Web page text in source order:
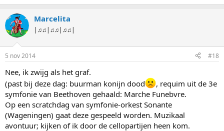
Marcelita
|♫♫|♫♫|♫♫|
5 nov 2014 #18
Nee, ik zwijg als het graf.
(past bij deze dag: buurman konijn dood
, requim uit de 3e
symfonie van Beethoven gehaald: Marche Funebvre.
Op een scratchdag van symfonie-orkest Sonante
(Wageningen) gaat deze gespeeld worden. Muzikaal
avontuur; kijken of ik door de cellopartijen heen kom.